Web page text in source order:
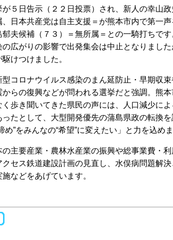
５日告示（２２日投票）され、新人の幸山政
、日本共産党は自主支援＝が熊本市内で第一声
郁夫候補（７３）＝無所属＝との一騎打ちです
の広がりの影響で出発集会は中止となりまし
けつけました。
コロナウイルス感染のまん延防止・早期収束
らの復興などが問われる選挙だと強調。熊
歩き聞いてきた県民の声には、人口減少に
たとして、大型開発優先の蒲島県政の転換を
め”をみんなの“希望”に変えたい」と力を込めま
主要産業・農林水産業の振興や総事業費・利
クセス鉄道建設計画の見直し、水俣病問題解
などをあげています。